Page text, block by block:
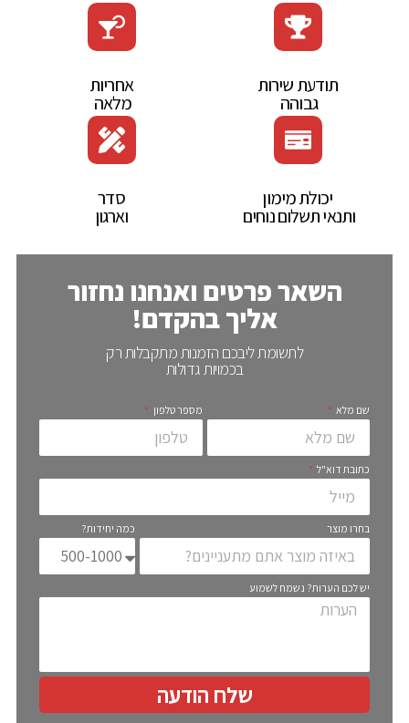
תודעת‭ ‬שירות‭
‬גבוהה‭ ‬
אחריות‭
‬מלאה‭ ‬
יכולת‭ ‬מימון‭
‬ותנאי‭ ‬תשלום‭ ‬נוחים‭ ‬
סדר‭
‬וארגון
השאר פרטים ואנחנו נחזור
אליך בהקדם!
לתשומת ליבכם הזמנות מתקבלות רק
בכמויות גדולות
שם מלא מספר טלפון
כתובת דוא"ל
בחרו מוצר כמה יחידות?
יש לכם הערות? נשמח לשמוע
שלח הודעה